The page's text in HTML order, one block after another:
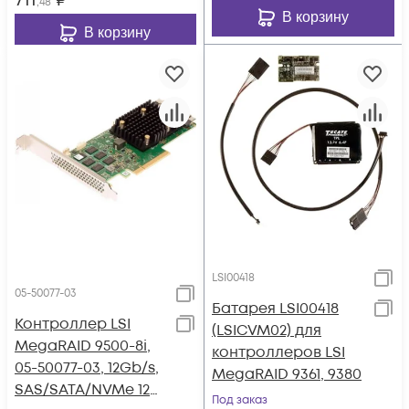
В корзину
В корзину
05-50077-03
Контроллер LSI
MegaRAID 9500-8i,
05-50077-03, 12Gb/s,
SAS/SATA/NVMe 12G
LSI00418
Батарея LSI00418
(LSICVM02) для
контроллеров LSI
MegaRAID 9361, 9380
Под заказ